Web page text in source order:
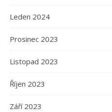
Leden 2024
Prosinec 2023
Listopad 2023
Říjen 2023
Září 2023